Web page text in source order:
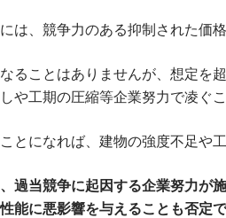
は、競争力のある抑制された価
ることはありませんが、想定を
や工期の圧縮等企業努力で凌ぐこ
とになれば、建物の強度不足や
過当競争に起因する企業努力が
能に悪影響を与えることも否定で